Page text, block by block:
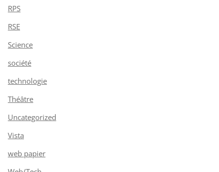
RPS
RSE
Science
société
technologie
Théâtre
Uncategorized
Vista
web papier